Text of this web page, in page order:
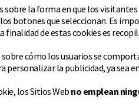
la forma en que los
los botones que seleccionan. Es
finalidad de estas cookies es
cómo los usuarios se
personalizar la publicidad, ya sea
los Sitios Web no emplean